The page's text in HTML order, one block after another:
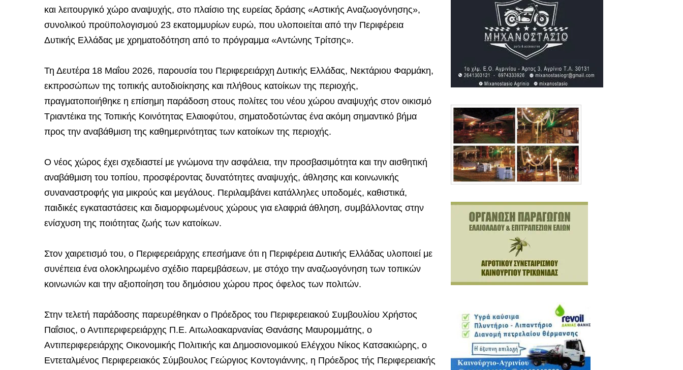
και λειτουργικό χώρο αναψυχής, στο πλαίσιο της ευρείας δράσης «Αστικής Αναζωογόνησης»,
συνολικού προϋπολογισμού 23 εκατομμυρίων ευρώ, που υλοποιείται από την Περιφέρεια
Δυτικής Ελλάδας με χρηματοδότηση από το πρόγραμμα «Αντώνης Τρίτσης».
Τη Δευτέρα 18 Μαΐου 2026, παρουσία του Περιφερειάρχη Δυτικής Ελλάδας, Νεκτάριου Φαρμάκη,
εκπροσώπων της τοπικής αυτοδιοίκησης και πλήθους κατοίκων της περιοχής,
πραγματοποιήθηκε η επίσημη παράδοση στους πολίτες του νέου χώρου αναψυχής στον οικισμό
Τριαντέικα της Τοπικής Κοινότητας Ελαιοφύτου, σηματοδοτώντας ένα ακόμη σημαντικό βήμα
προς την αναβάθμιση της καθημερινότητας των κατοίκων της περιοχής.
Ο νέος χώρος έχει σχεδιαστεί με γνώμονα την ασφάλεια, την προσβασιμότητα και την αισθητική
αναβάθμιση του τοπίου, προσφέροντας δυνατότητες αναψυχής, άθλησης και κοινωνικής
συναναστροφής για μικρούς και μεγάλους. Περιλαμβάνει κατάλληλες υποδομές, καθιστικά,
παιδικές εγκαταστάσεις και διαμορφωμένους χώρους για ελαφριά άθληση, συμβάλλοντας στην
ενίσχυση της ποιότητας ζωής των κατοίκων.
Στον χαιρετισμό του, ο Περιφερειάρχης επεσήμανε ότι η Περιφέρεια Δυτικής Ελλάδας υλοποιεί με
συνέπεια ένα ολοκληρωμένο σχέδιο παρεμβάσεων, με στόχο την αναζωογόνηση των τοπικών
κοινωνιών και την αξιοποίηση του δημόσιου χώρου προς όφελος των πολιτών.
Στην τελετή παράδοσης παρευρέθηκαν ο Πρόεδρος του Περιφερειακού Συμβουλίου Χρήστος
Παΐσιος, ο Αντιπεριφερειάρχης Π.Ε. Αιτωλοακαρνανίας Θανάσης Μαυρομμάτης, ο
Αντιπεριφερειάρχης Οικονομικής Πολιτικής και Δημοσιονομικού Ελέγχου Νίκος Κατσακιώρης, ο
Εντεταλμένος Περιφερειακός Σύμβουλος Γεώργιος Κοντογιάννης, η Πρόεδρος τής Περιφερειακής